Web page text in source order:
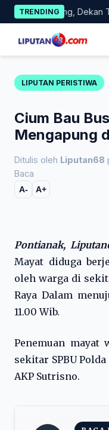
Skip
to
content
TRENDING
Magang, Dekan Titip
LIPUTAN PERISTIWA
Cium Bau
Mengapung
Ditulis oleh Liputan68
Baca
A- A+
Pontianak,
Mayat diduga
oleh warga di
Raya Dalam
11.00 Wib.
Penemuan
sekitar SPBU
AKP Sutrisno.